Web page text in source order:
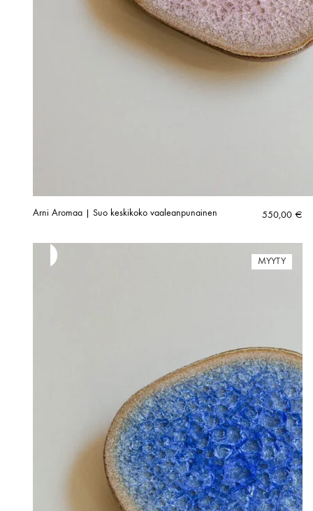
Arni Aromaa | Suo keskikoko vaaleanpunainen 550,00 €
MYYTY